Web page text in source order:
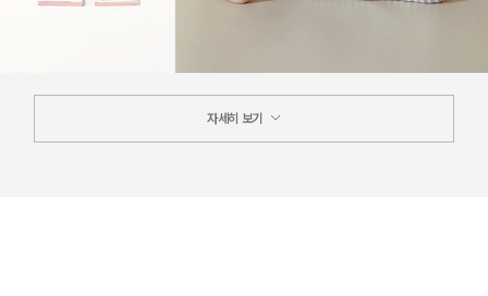
자세히 보기